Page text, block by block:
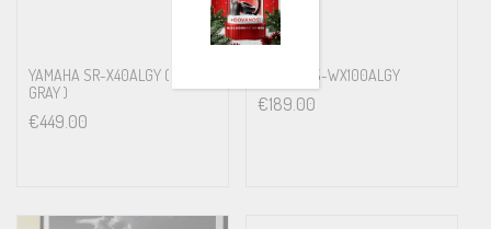
YAMAHA SR-X40ALGY ( LIGHT
GRAY )
€449.00
YAMAHA S-WX100ALGY
€189.00